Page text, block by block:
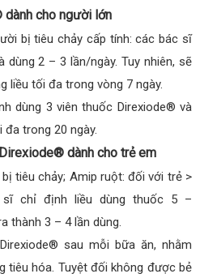
cho người lớn
bị tiêu chảy cấp tính: các bác sĩ
2 – 3 lần/ngày. Tuy nhiên, sẽ
liều tối đa trong vòng 7 ngày.
dùng 3 viên thuốc Direxiode® và
đa trong 20 ngày.
dành cho trẻ em
tiêu chảy; Amip ruột: đối với trẻ >
chỉ định liều dùng thuốc 5 –
thành 3 – 4 lần dùng.
sau mỗi bữa ăn, nhằm
tiêu hóa. Tuyệt đối không được bẻ